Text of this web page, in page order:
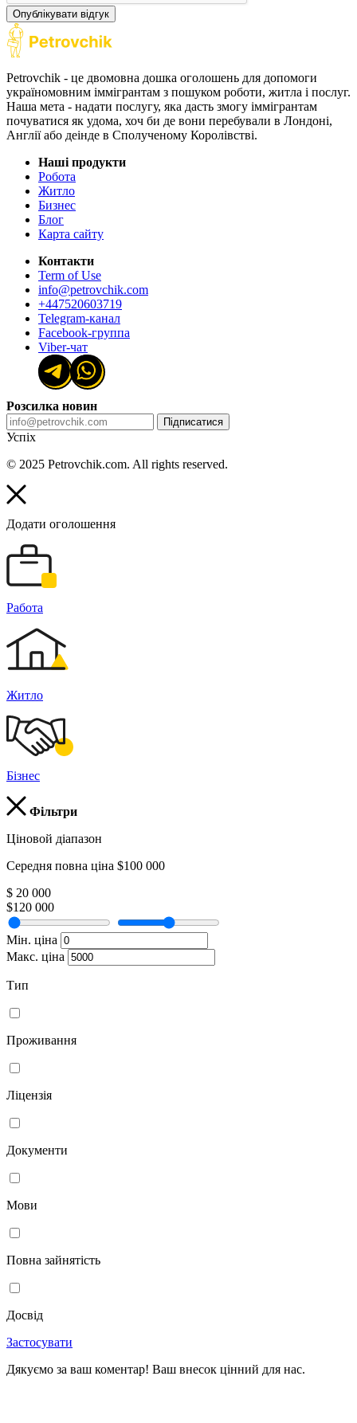
Опублікувати відгук
Petrovchik - це двомовна дошка оголошень для допомоги
україномовним іммігрантам з пошуком роботи, житла і послуг.
Наша мета - надати послугу, яка дасть змогу іммігрантам
почуватися як удома, хоч би де вони перебували в Лондоні,
Англії або деінде в Сполученому Королівстві.
Наші продукти
Робота
Житло
Бизнес
Блог
Карта сайту
Контакти
Term of Use
info@petrovchik.com
+447520603719
Telegram-канал
Facebook-группа
Viber-чат
Розсилка новин
Підписатися
Успіх
© 2025 Petrovchik.com. All rights reserved.
Додати оголошення
Работа
Житло
Бізнес
Фільтри
Ціновой діапазон
Середня повна ціна $100 000
$ 20 000
$120 000
Мін. ціна
Макс. ціна
Тип
Проживання
Ліцензія
Документи
Мови
Повна зайнятість
Досвід
Застосувати
Дякуємо за ваш коментар! Ваш внесок цінний для нас.